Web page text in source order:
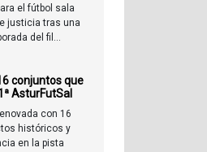
el fútbol sala
justicia tras una
del fil...
conjuntos que
AsturFutSal
con 16
históricos y
en la pista